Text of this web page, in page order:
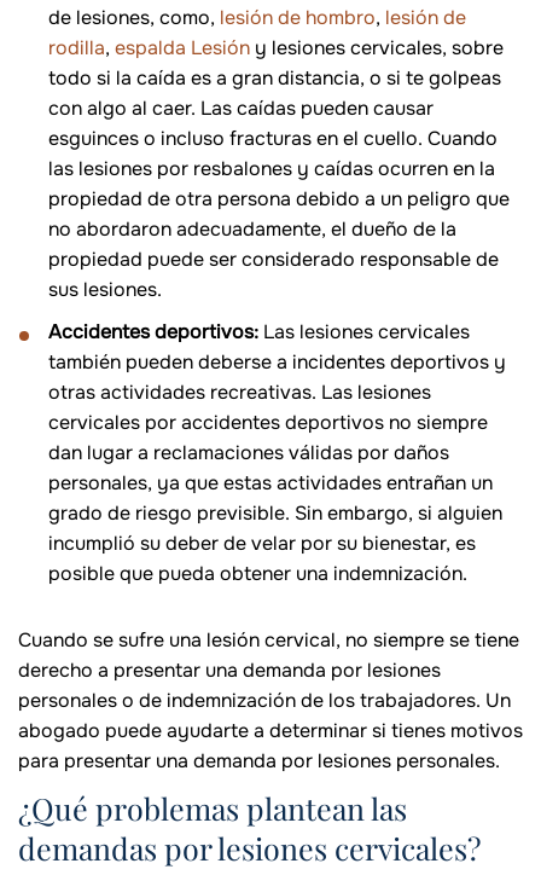
de lesiones, como, lesión de hombro, lesión de
rodilla, espalda Lesión y lesiones cervicales, sobre
todo si la caída es a gran distancia, o si te golpeas
con algo al caer. Las caídas pueden causar
esguinces o incluso fracturas en el cuello. Cuando
las lesiones por resbalones y caídas ocurren en la
propiedad de otra persona debido a un peligro que
no abordaron adecuadamente, el dueño de la
propiedad puede ser considerado responsable de
sus lesiones.
Accidentes deportivos: Las lesiones cervicales
también pueden deberse a incidentes deportivos y
otras actividades recreativas. Las lesiones
cervicales por accidentes deportivos no siempre
dan lugar a reclamaciones válidas por daños
personales, ya que estas actividades entrañan un
grado de riesgo previsible. Sin embargo, si alguien
incumplió su deber de velar por su bienestar, es
posible que pueda obtener una indemnización.
Cuando se sufre una lesión cervical, no siempre se tiene
derecho a presentar una demanda por lesiones
personales o de indemnización de los trabajadores. Un
abogado puede ayudarte a determinar si tienes motivos
para presentar una demanda por lesiones personales.
¿Qué problemas plantean las
demandas por lesiones cervicales?